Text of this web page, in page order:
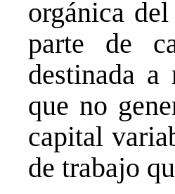
orgánica
parte de
destinada
que no
capital
de trabajo